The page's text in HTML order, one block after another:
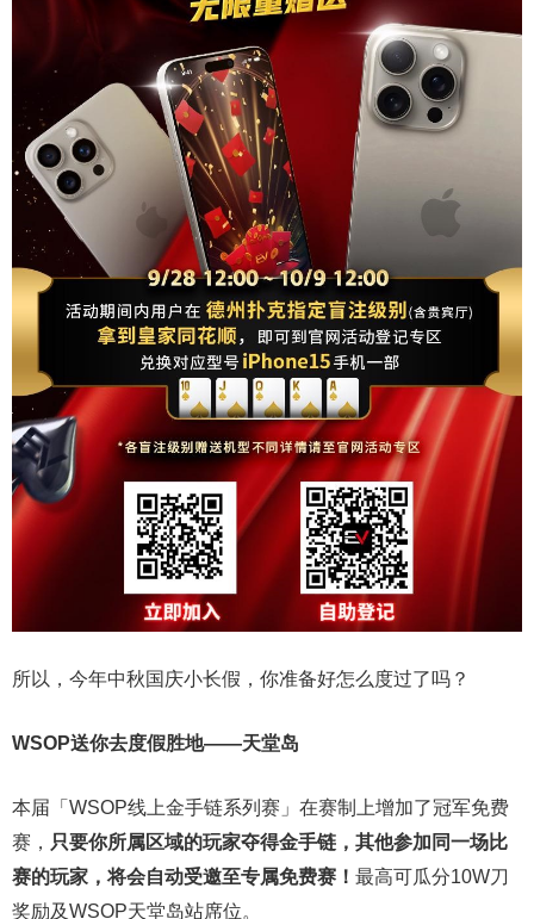
所以，今年中秋国庆小长假，你准备好怎么度过了吗？
WSOP送你去度假胜地——天堂岛
本届「WSOP线上金手链系列赛」在赛制上增加了冠军免费
赛， 只要你所属区域的玩家夺得金手链，其他参加同一场比
赛的玩家，将会自动受邀至专属免费赛！ 最高可瓜分10W刀
奖励及WSOP天堂岛站席位。